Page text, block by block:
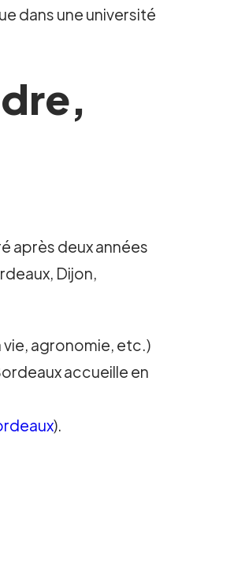
dans une université
après deux années
Dijon,
agronomie, etc.)
accueille en
).